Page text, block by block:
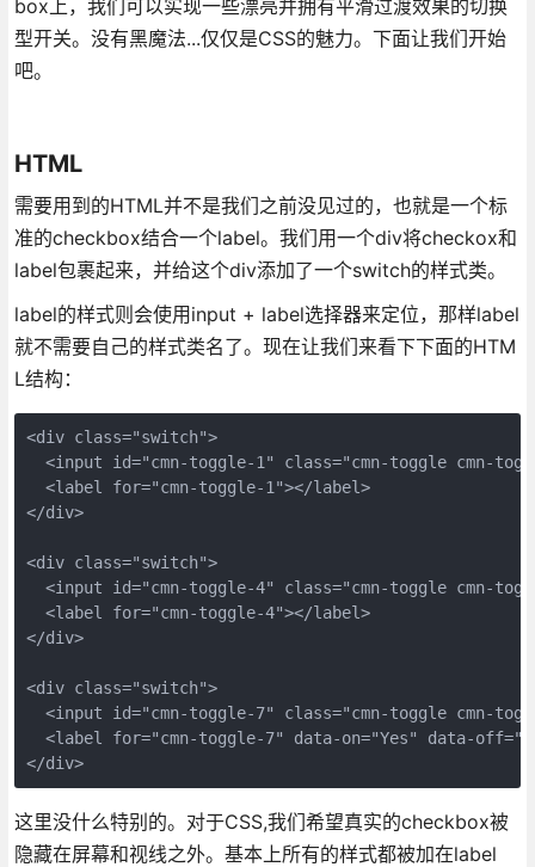
box上，我们可以实现一些漂亮并拥有平滑过渡效果的切换
型开关。没有黑魔法...仅仅是CSS的魅力。下面让我们开始
吧。
HTML
需要用到的HTML并不是我们之前没见过的，也就是一个标
准的checkbox结合一个label。我们用一个div将checkox和
label包裹起来，并给这个div添加了一个switch的样式类。
label的样式则会使用input + label选择器来定位，那样label
就不需要自己的样式类名了。现在让我们来看下下面的HTM
L结构：
<div class="switch">
<input id="cmn-toggle-1" class="cmn-toggle cmn-
  <label for="cmn-toggle-1"></label>
</div>
<div class="switch">
<input id="cmn-toggle-4" class="cmn-toggle cmn-
  <label for="cmn-toggle-4"></label>
</div>
<div class="switch">
<input id="cmn-toggle-7" class="cmn-toggle cmn-
<label for="cmn-toggle-7" data-on="Yes" data-
</div>
这里没什么特别的。对于CSS,我们希望真实的checkbox被
隐藏在屏幕和视线之外。基本上所有的样式都被加在label